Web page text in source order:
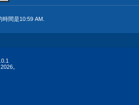
時間是10:59 AM
。